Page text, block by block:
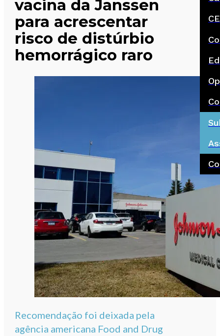
vacina da Janssen
para acrescentar
risco de distúrbio
hemorrágico raro
Recomendação foi deixada pela
agência americana Food and Drug